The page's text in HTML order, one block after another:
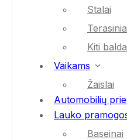
Stalai
Kiti
Vaikams
Žaislai
Automobilių
Lauko
Baseinai